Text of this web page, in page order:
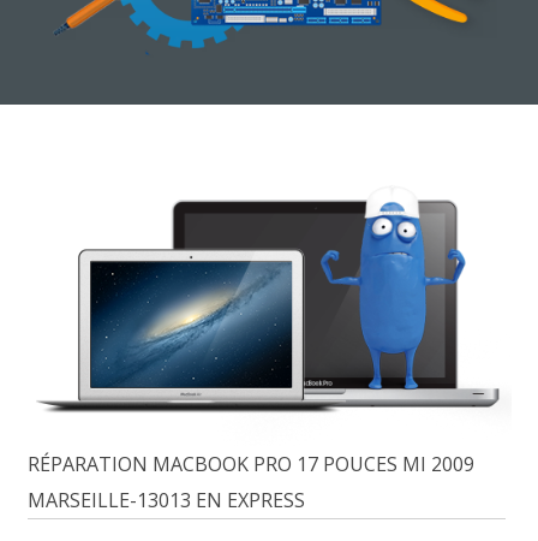
RÉPARATION MACBOOK PRO 17 POUCES MI 2009
MARSEILLE-13013 EN EXPRESS